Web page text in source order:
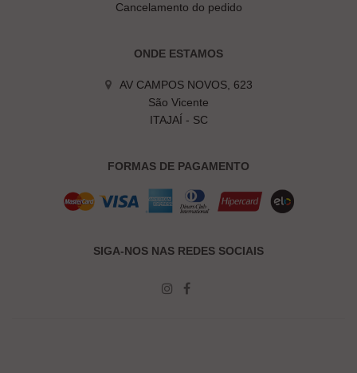
Cancelamento do pedido
ONDE ESTAMOS
AV CAMPOS NOVOS, 623
São Vicente
ITAJAÍ - SC
FORMAS DE PAGAMENTO
SIGA-NOS NAS REDES SOCIAIS